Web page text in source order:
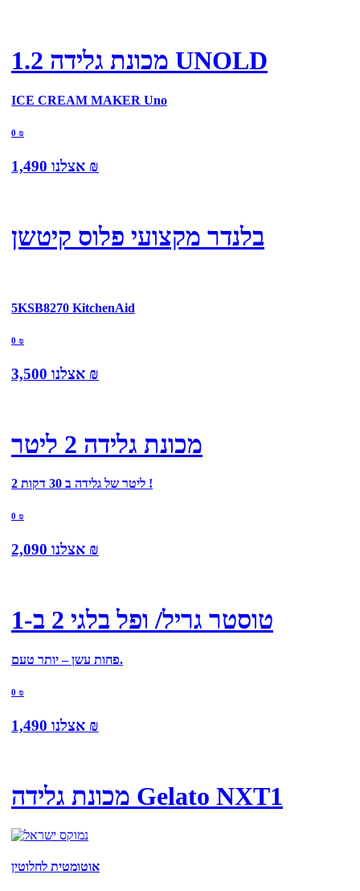
מכונת גלידה 1.2 UNOLD
ICE CREAM MAKER Uno
0 ₪
אצלנו 1,490 ₪
בלנדר מקצועי פלוס קיטשן
5KSB8270 KitchenAid
0 ₪
אצלנו 3,500 ₪
מכונת גלידה 2 ליטר
2 ליטר של גלידה ב 30 דקות !
0 ₪
אצלנו 2,090 ₪
טוסטר גריל/ ופל בלגי 2 ב-1
פחות עשן – יותר טעם.
0 ₪
אצלנו 1,490 ₪
מכונת גלידה Gelato NXT1
אוטומטית לחלוטין